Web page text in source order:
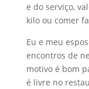
e do serviço,
kilo ou comer
Eu e meu
encontros de
motivo é bom
é livre no